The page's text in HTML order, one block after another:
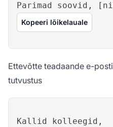
Parimad soovid,
Kopeeri lõikelauale
Ettevõtte teadaande e-
tutvustus
Kallid kolleegid,